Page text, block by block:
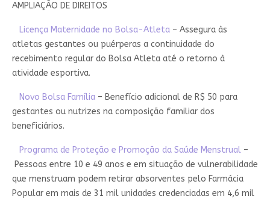
AMPLIAÇÃO DE DIREITOS
Licença Maternidade no Bolsa-Atleta– Assegura às
atletas gestantes ou puérperas a continuidade do
recebimento regular do Bolsa Atleta até o retorno à
atividade esportiva.
Novo Bolsa Família– Benefício adicional de R$ 50 para
gestantes ou nutrizes na composição familiar dos
beneficiários.
Programa de Proteção e Promoção da Saúde Menstrual–
Pessoas entre 10 e 49 anos e em situação de vulnerabilidade
que menstruam podem retirar absorventes pelo Farmácia
Popular em mais de 31 mil unidades credenciadas em 4,6 mil